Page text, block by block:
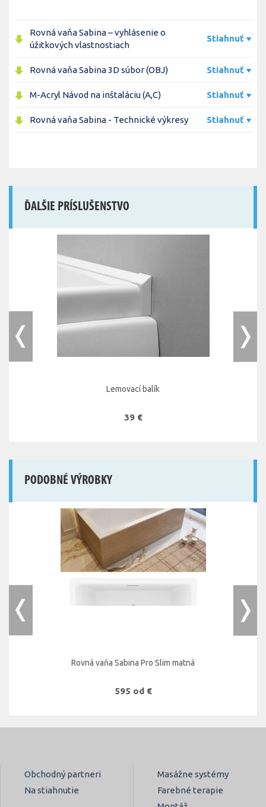
Rovná vaňa Sabina – vyhlásenie o
úžitkových vlastnostiach
Stiahnuť
Rovná vaňa Sabina 3D súbor (OBJ) Stiahnuť
M-Acryl Návod na inštaláciu (A,C) Stiahnuť
Rovná vaňa Sabina - Technické výkresy Stiahnuť
ĎALŠIE PRÍSLUŠENSTVO
Lemovací balík
39 €
PODOBNÉ VÝROBKY
Rovná vaňa Sabina Pro Slim matná
595 od €
Obchodný partneri
Na stiahnutie
Masážne systémy
Farebné terapie